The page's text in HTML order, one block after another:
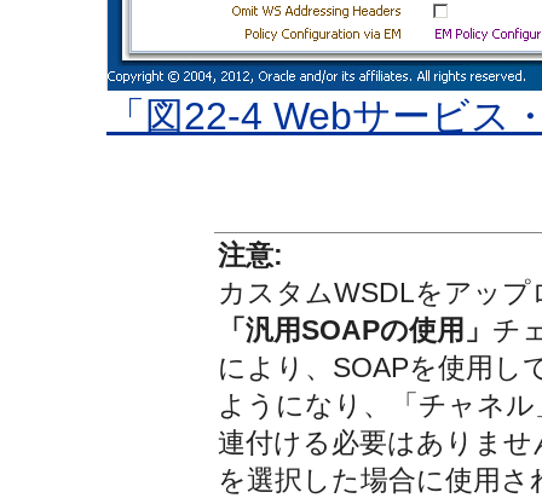
「図22-4 Webサービス
注意:
カスタムWSDLをアッ
「汎用SOAPの使用」 チ
により、SOAPを使用し
ようになり、「チャネ
連付ける必要はありませ
を選択した場合に使用